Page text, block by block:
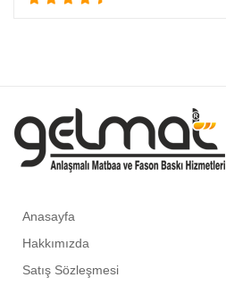
Anasayfa
Hakkımızda
Satış Sözleşmesi